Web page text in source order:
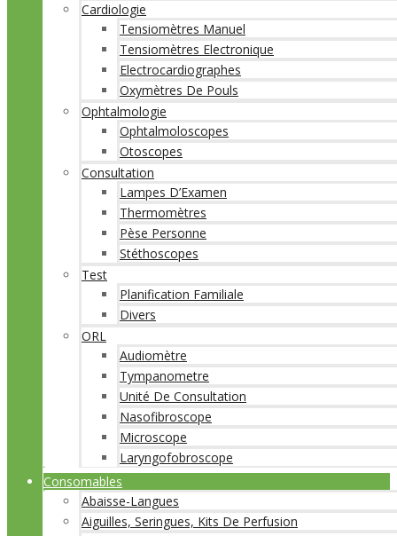
Cardiologie
Tensiomètres Manuel
Tensiomètres Electronique
Electrocardiographes
Oxymètres De Pouls
Ophtalmologie
Ophtalmoloscopes
Otoscopes
Consultation
Lampes D’Examen
Thermomètres
Pèse Personne
Stéthoscopes
Test
Planification Familiale
Divers
ORL
Audiomètre
Tympanometre
Unité De Consultation
Nasofibroscope
Microscope
Laryngofobroscope
Consomables
Abaisse-Langues
Aiguilles, Seringues, Kits De Perfusion